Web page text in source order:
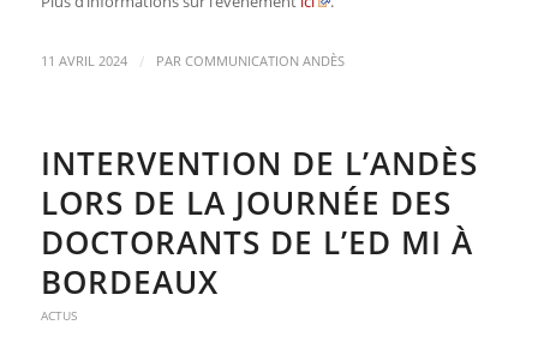
11 AVRIL 2024 / PAR COMMUNICATION ANDÈS
INTERVENTION DE L’ANDÈS
LORS DE LA JOURNÉE DES
DOCTORANTS DE L’ED MI À
BORDEAUX
ACTUS